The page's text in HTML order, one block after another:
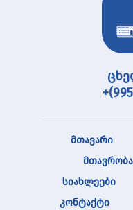
მთავარი
მთავრობა
სიახლეები
კონტაქტი